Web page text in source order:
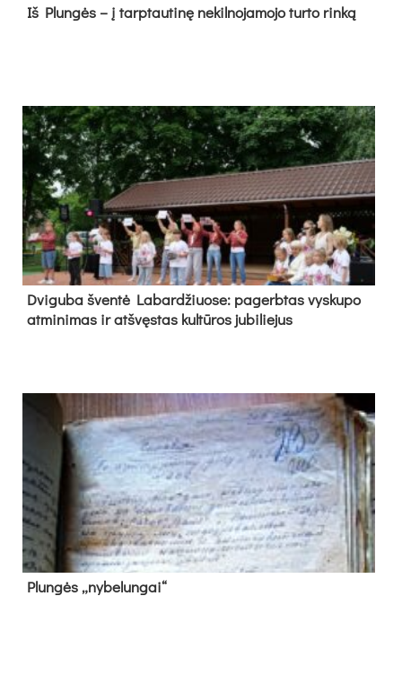
Iš Plungės – į tarptautinę nekilnojamojo turto rinką
Dvi­gu­ba šven­tė La­bar­džiuo­se: pa­gerb­tas vys­ku­po
at­mi­ni­mas ir at­švęs­tas kul­tū­ros ju­bi­lie­jus
Plun­gės „ny­be­lun­gai“